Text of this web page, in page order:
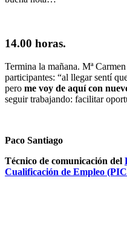
14.00 horas.
Termina la mañana. Mª
participantes: “al llegar sentí
pero me voy de aquí con
seguir trabajando: facilitar
Paco Santiago
Técnico de comunicación del
Cualificación de Empleo